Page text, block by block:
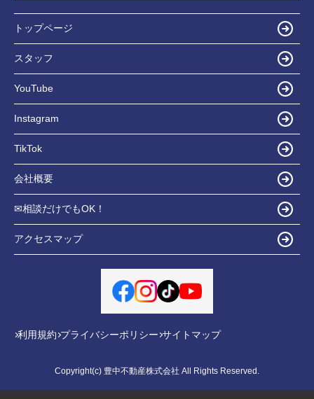
トップページ
スタッフ
YouTube
Instagram
TikTok
会社概要
✉相談だけでもOK！
アクセスマップ
利用規約 プライバシーポリシー サイトマップ
Copyright(c) 豊中不動産株式会社 All Rights Reserved.